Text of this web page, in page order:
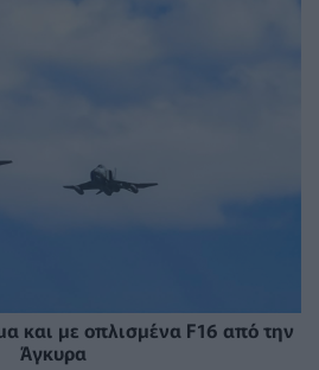
και με οπλισμένα F16 από την
Άγκυρα